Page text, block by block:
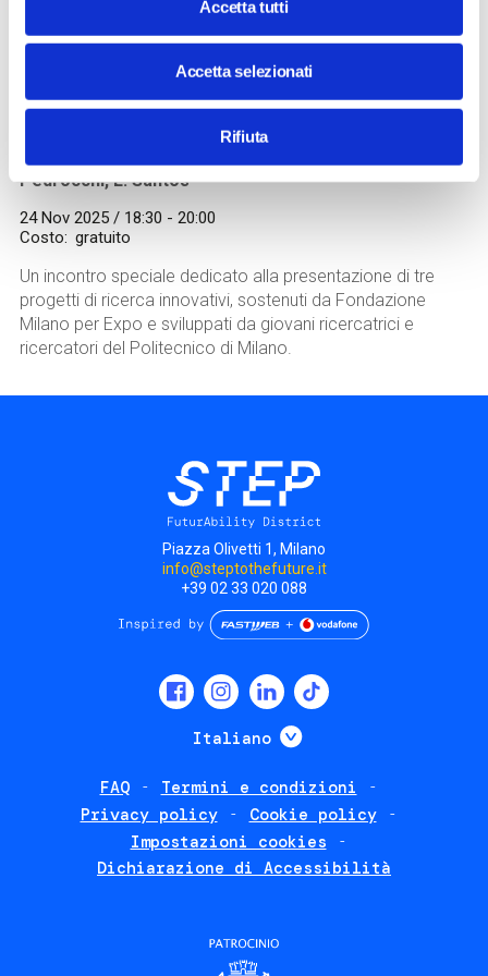
Accetta tutti
Accetta selezionati
Rifiuta
INSPIRING@STEP
Dall’Italia al Giappone: 3 progetti di
ricerca per una società più inclusiva e
sostenibile
conA.Barbara, A. Perotti, I. Paoletti, P. Falcinelli, A.
Pedrocchi, L. Santos
24 Nov 2025 / 18:30 - 20:00
Costo
gratuito
Un incontro speciale dedicato alla presentazione di tre
progetti di ricerca innovativi, sostenuti da Fondazione
Milano per Expo e sviluppati da giovani ricercatrici e
ricercatori del Politecnico di Milano.
Piazza Olivetti 1, Milano
info@steptothefuture.it
+39 02 33 020 088
Italiano Mostra ulteriori
FAQ
Termini e condizioni
Privacy policy
Cookie policy
Impostazioni cookies
Dichiarazione di Accessibilità